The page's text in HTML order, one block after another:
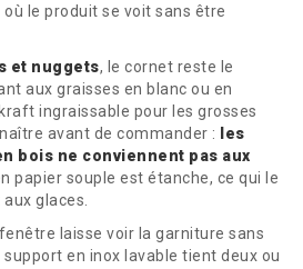
le produit se voit sans être
et nuggets, le cornet reste le
aux graisses en blanc ou en
ingraissable pour les grosses
avant de commander :
les
bois ne conviennent pas aux
papier souple est étanche, ce qui le
glaces.
laisse voir la garniture sans
support en inox lavable tient deux ou